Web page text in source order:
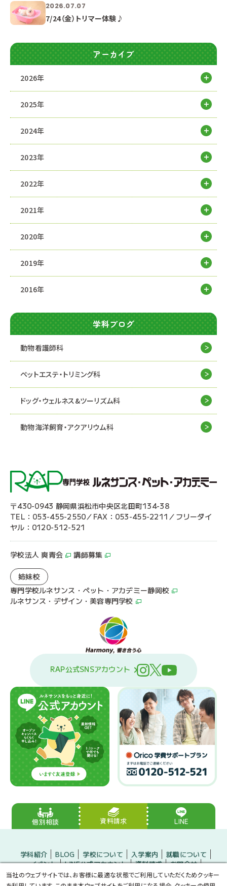
2026.07.07
7/24（金）トリマー体験♪
アーカイブ
2026年
2025年
2024年
2023年
2022年
2021年
2020年
2019年
2016年
学科ブログ
動物看護師科
ペットエステ・トリミング科
ドッグ・ウェルネス&ツーリズム科
動物海洋飼育・アクアリウム科
〒430-0943 静岡県浜松市中央区北田町134-38
TEL：053-455-2550／FAX：053-455-2211／フリーダイ
ヤル：0120-512-521
学校法人 爽青会 講師募集
姉妹校
専門学校ルネサンス・ペット・アカデミー静岡校
ルネサンス・デザイン・美容専門学校
RAP公式SNSアカウント
個別相談 資料請求 LINE
学科紹介 BLOG 学校について 入学案内
就職について
イベント
LINE公式アカウント 資料請求
お問合せ
入学をお考えの方
保護者の方
企業の方
小・中学生のみなさんへ
プライバシーポリシー サイトマップ
当社のウェブサイトでは、お客様に最適な状態でご利用していただくためクッキー